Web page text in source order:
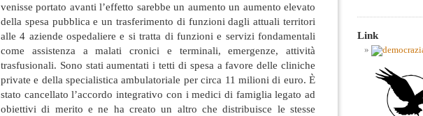
venisse portato avanti l’effetto sarebbe un aumento un aumento elevato
della spesa pubblica e un trasferimento di funzioni dagli attuali territori
alle 4 aziende ospedaliere e si tratta di funzioni e servizi fondamentali
come assistenza a malati cronici e terminali, emergenze, attività
trasfusionali. Sono stati aumentati i tetti di spesa a favore delle cliniche
private e della specialistica ambulatoriale per circa 11 milioni di euro. È
stato cancellato l’accordo integrativo con i medici di famiglia legato ad
obiettivi di merito e ne ha creato un altro che distribuisce le stesse
Link